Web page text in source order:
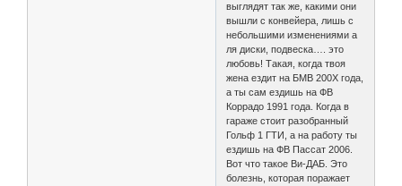
выглядят так же, какими они
вышли с конвейера, лишь с
небольшими изменениями а
ля диски, подвеска…. это
любовь! Такая, когда твоя
жена ездит на БМВ 200Х года,
а ты сам ездишь на ФВ
Коррадо 1991 года. Когда в
гараже стоит разобранный
Гольф 1 ГТИ, а на работу ты
ездишь на ФВ Пассат 2006.
Вот что такое Ви-ДАБ. Это
болезнь, которая поражает